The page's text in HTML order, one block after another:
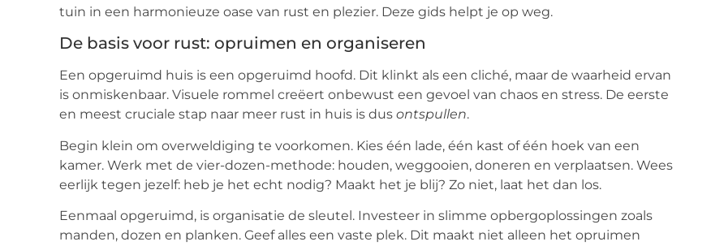
tuin in een harmonieuze oase van rust en plezier. Deze gids helpt je op weg.
De basis voor rust: opruimen en organiseren
Een opgeruimd huis is een opgeruimd hoofd. Dit klinkt als een cliché, maar de waarheid ervan
is onmiskenbaar. Visuele rommel creëert onbewust een gevoel van chaos en stress. De eerste
en meest cruciale stap naar meer rust in huis is dus ontspullen.
Begin klein om overweldiging te voorkomen. Kies één lade, één kast of één hoek van een
kamer. Werk met de vier-dozen-methode: houden, weggooien, doneren en verplaatsen. Wees
eerlijk tegen jezelf: heb je het echt nodig? Maakt het je blij? Zo niet, laat het dan los.
Eenmaal opgeruimd, is organisatie de sleutel. Investeer in slimme opbergoplossingen zoals
manden, dozen en planken. Geef alles een vaste plek. Dit maakt niet alleen het opruimen